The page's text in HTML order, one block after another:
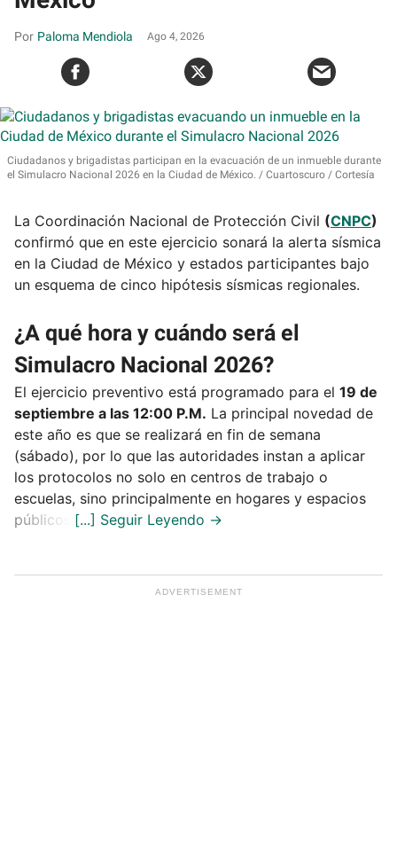
Paloma Mendiola Ago 4, 2026
Ciudadanos y brigadistas participan en la evacuación de un inmueble durante
el Simulacro Nacional 2026 en la Ciudad de México.
Cuartoscuro / Cortesía
La Coordinación Nacional de Protección Civil (CNPC)
confirmó que en este ejercicio sonará la alerta sísmica
en la Ciudad de México y estados participantes bajo
un esquema de cinco hipótesis sísmicas regionales.
¿A qué hora y cuándo será el
Simulacro Nacional 2026?
El ejercicio preventivo está programado para el 19 de
septiembre a las 12:00 P.M. La principal novedad de
este año es que se realizará en fin de semana
(sábado), por lo que las autoridades instan a aplicar
los protocolos no solo en centros de trabajo o
escuelas, sino principalmente en hogares y espacios
públicos.